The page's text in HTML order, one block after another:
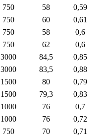
750 58
0,59
750 60
0,61
750 58
0,6
750 62
0,6
3000 84,5
0,85
3000 83,5
0,88
1500 80
0,79
1500 79,3
0,83
1000 76
0,7
1000 76
0,72
750 70
0,71